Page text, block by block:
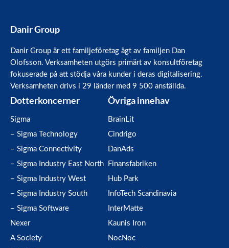
Danir Group
Danir Group är ett familjeföretag ägt av familjen Dan
Olofsson. Verksamheten utgörs primärt av konsultföretag
fokuserade på att stödja våra kunder i deras digitalisering.
Verksamheten drivs i 29 länder med 9 500 anställda.
Dotterkoncerner
Sigma
– Sigma Technology
– Sigma Connectivity
– Sigma Industry East North
– Sigma Industry West
– Sigma Industry South
– Sigma Software
Nexer
A Society
Övriga innehav
BrainLit
Cindrigo
DanAds
Finansfabriken
Hub Park
InfoTech Scandinavia
InterMatte
Kaunis Iron
NocNoc